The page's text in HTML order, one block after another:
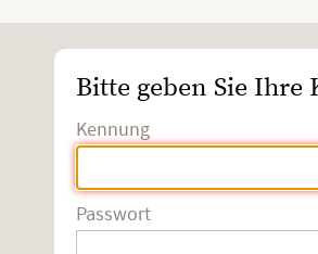
Bitte geben Sie Ihre
Kennung
Passwort